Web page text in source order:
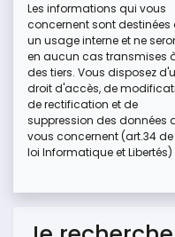
Les informations qui vous
concernent sont destinées
un usage interne et ne
en aucun cas transmises
des tiers. Vous disposez
droit d'accès, de
de rectification et de
suppression des données
vous concernent (art.34
loi Informatique et Libertés)